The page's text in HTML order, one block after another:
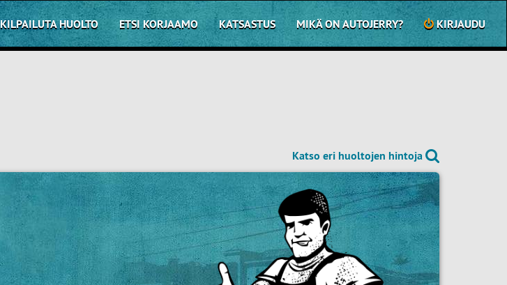
KILPAILUTA HUOLTO ETSI KORJAAMO KATSASTUS MIKÄ ON AUTOJERRY? KIRJAUDU
Katso eri huoltojen hintoja